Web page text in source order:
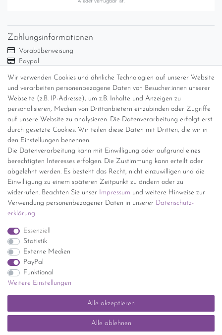
Wir verwenden Cookies und ähnliche Technologien auf unserer Website
und verarbeiten personenbezogene Daten von Besucher:innen unserer
Webseite (z.B. IP-Adresse), um z.B. Inhalte und Anzeigen zu
personalisieren, Medien von Drittanbietern einzubinden oder Zugriffe
auf unsere Website zu analysieren. Die Datenverarbeitung erfolgt erst
durch gesetzte Cookies. Wir teilen diese Daten mit Dritten, die wir in
den Einstellungen benennen.
Die Datenverarbeitung kann mit Einwilligung oder aufgrund eines
berechtigten Interesses erfolgen. Die Zustimmung kann erteilt oder
abgelehnt werden. Es besteht das Recht, nicht einzuwilligen und die
Einwilligung zu einem späteren Zeitpunkt zu ändern oder zu
widerrufen. Beachten Sie unser Impressum und weitere Hinweise zur
Verwendung personenbezogener Daten in unserer Daten­schutz­
erklärung.
Essenziell
Statistik
Externe Medien
PayPal
Funktional
Weitere Einstellungen
Alle akzeptieren
Alle ablehnen
Zahlungsinformationen
Vorabüberweisung
Paypal
Versandinformationen
Versand per GLS (6,90 Euro) oder DHL (8,49 Euro ) inkl. MwSt.
(innerhalb Deutschlands)
kostenfreie Lieferung ab 150 Euro Warenwert (innerhalb
Deutschlands)
Übersicht Internationale Versandkosten
Wir kaufen an
Sie haben zuviel Porzellan im Schrank? Gerne kaufen wir dieses an.
Einfach unverbindliches Angebot anfordern.
*Endpreis inkl. MwSt. (Dieser Artikel unterliegt gem. § 25a
UStG der Differenzbesteuerung, ein Ausweis der
Mehrwertsteuer auf der Rechnung erfolgt nicht.)
Impressum Daten­schutz­erklärung
Vertrag widerrufen Kontakt